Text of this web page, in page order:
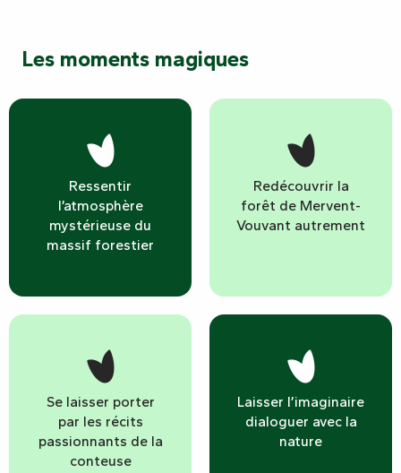
Les moments magiques
Ressentir
l’atmosphère
mystérieuse du
massif forestier
Redécouvrir la
forêt de Mervent-
Vouvant autrement
Laisser l’imaginaire
dialoguer avec la
nature
Se laisser porter
par les récits
passionnants de la
conteuse